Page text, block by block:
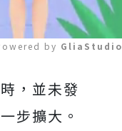
Mute
by
，並未發
步擴大。